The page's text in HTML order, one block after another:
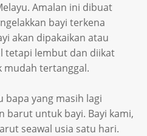
Amalan ini dibuat
bayi terkena
akan dipakaikan atau
tetapi lembut dan diikat
mudah tertanggal.
bapa yang masih lagi
barut untuk bayi. Bayi kami,
seawal usia satu hari.